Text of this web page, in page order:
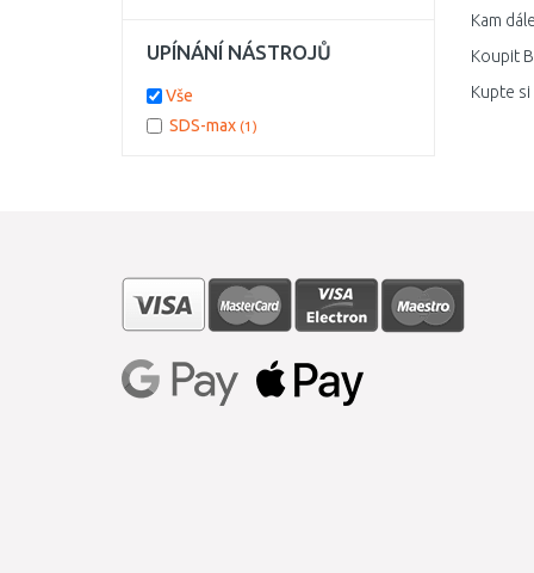
Kam
Koupit
Kupte
UPÍNÁNÍ NÁSTROJŮ
Vše
SDS-max (1)